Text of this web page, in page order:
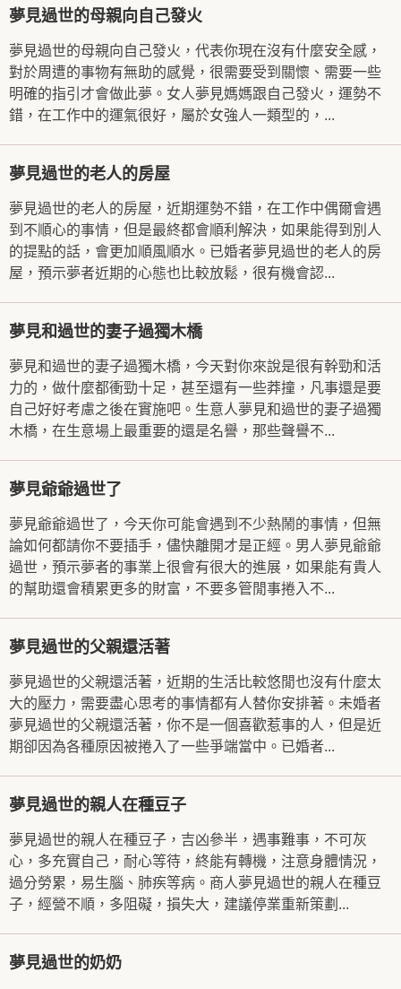
夢見過世的母親向自己發火
夢見過世的母親向自己發火，代表你現在沒有什麼安全感，
對於周遭的事物有無助的感覺，很需要受到關懷、需要一些
明確的指引才會做此夢。女人夢見媽媽跟自己發火，運勢不
錯，在工作中的運氣很好，屬於女強人一類型的，...
夢見過世的老人的房屋
夢見過世的老人的房屋，近期運勢不錯，在工作中偶爾會遇
到不順心的事情，但是最終都會順利解決，如果能得到別人
的提點的話，會更加順風順水。已婚者夢見過世的老人的房
屋，預示夢者近期的心態也比較放鬆，很有機會認...
夢見和過世的妻子過獨木橋
夢見和過世的妻子過獨木橋，今天對你來說是很有幹勁和活
力的，做什麼都衝勁十足，甚至還有一些莽撞，凡事還是要
自己好好考慮之後在實施吧。生意人夢見和過世的妻子過獨
木橋，在生意場上最重要的還是名譽，那些聲譽不...
夢見爺爺過世了
夢見爺爺過世了，今天你可能會遇到不少熱鬧的事情，但無
論如何都請你不要插手，儘快離開才是正經。男人夢見爺爺
過世，預示夢者的事業上很會有很大的進展，如果能有貴人
的幫助還會積累更多的財富，不要多管閒事捲入不...
夢見過世的父親還活著
夢見過世的父親還活著，近期的生活比較悠閒也沒有什麼太
大的壓力，需要盡心思考的事情都有人替你安排著。未婚者
夢見過世的父親還活著，你不是一個喜歡惹事的人，但是近
期卻因為各種原因被捲入了一些爭端當中。已婚者...
夢見過世的親人在種豆子
夢見過世的親人在種豆子，吉凶參半，遇事難事，不可灰
心，多充實自己，耐心等待，終能有轉機，注意身體情況，
過分勞累，易生腦、肺疾等病。商人夢見過世的親人在種豆
子，經營不順，多阻礙，損失大，建議停業重新策劃...
夢見過世的奶奶